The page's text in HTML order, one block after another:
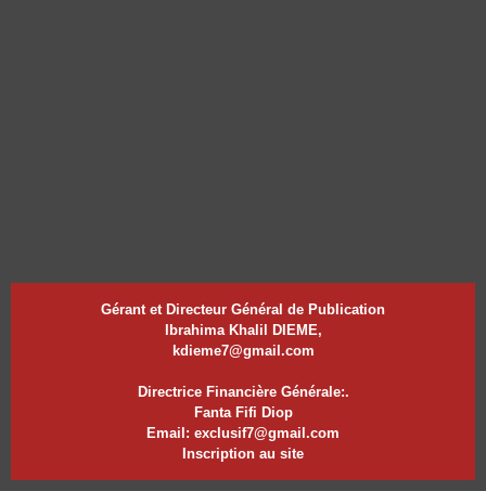
Gérant et Directeur Général de Publication
Ibrahima Khalil DIEME,
kdieme7@gmail.com
Directrice Financière Générale:.
Fanta Fifi Diop
Email: exclusif7@gmail.com
Inscription au site